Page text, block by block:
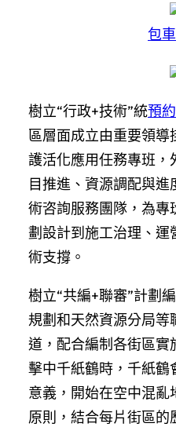
包
樹立“行政+技術”統預
區層面成立由重要領
護活化應用任務專班
目推進、資源調配與
術咨詢服務團隊，為
劃設計到施工治理、運
術支撐。
樹立“共編+聯審”計劃
規劃和天然資源分局等
道，配合編制各街區
擊中千紙鶴時，千紙鶴
意義，開始在空中混亂
原則，結合每片街區的